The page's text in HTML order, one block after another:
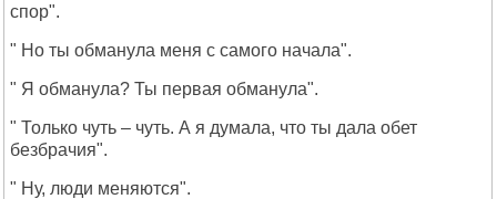
спор".
" Но ты обманула меня с самого начала".
" Я обманула? Ты первая обманула".
" Только чуть – чуть. А я думала, что ты дала обет
безбрачия".
" Ну, люди меняются".